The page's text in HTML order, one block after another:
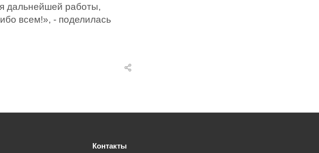
дальнейшей работы,
всем!», - поделилась
Контакты